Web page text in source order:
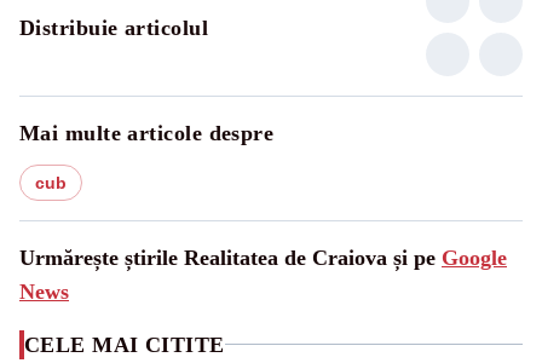
Distribuie articolul
Mai multe articole despre
cub
Urmărește știrile Realitatea de Craiova și pe Google
News
CELE MAI CITITE